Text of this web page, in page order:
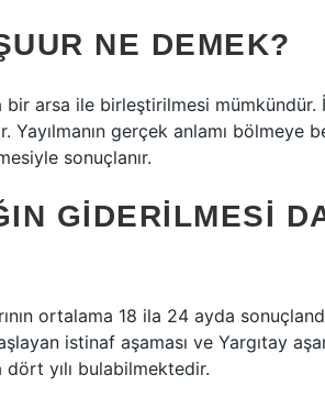
NE DEMEK?
arsa ile birleştirilmesi mümkündür.
Yayılmanın gerçek anlamı
sonuçlanır.
GIDERILMESI
ortalama 18 ila 24 ayda
istinaf aşaması ve Yargıtay
dört yılı bulabilmektedir.